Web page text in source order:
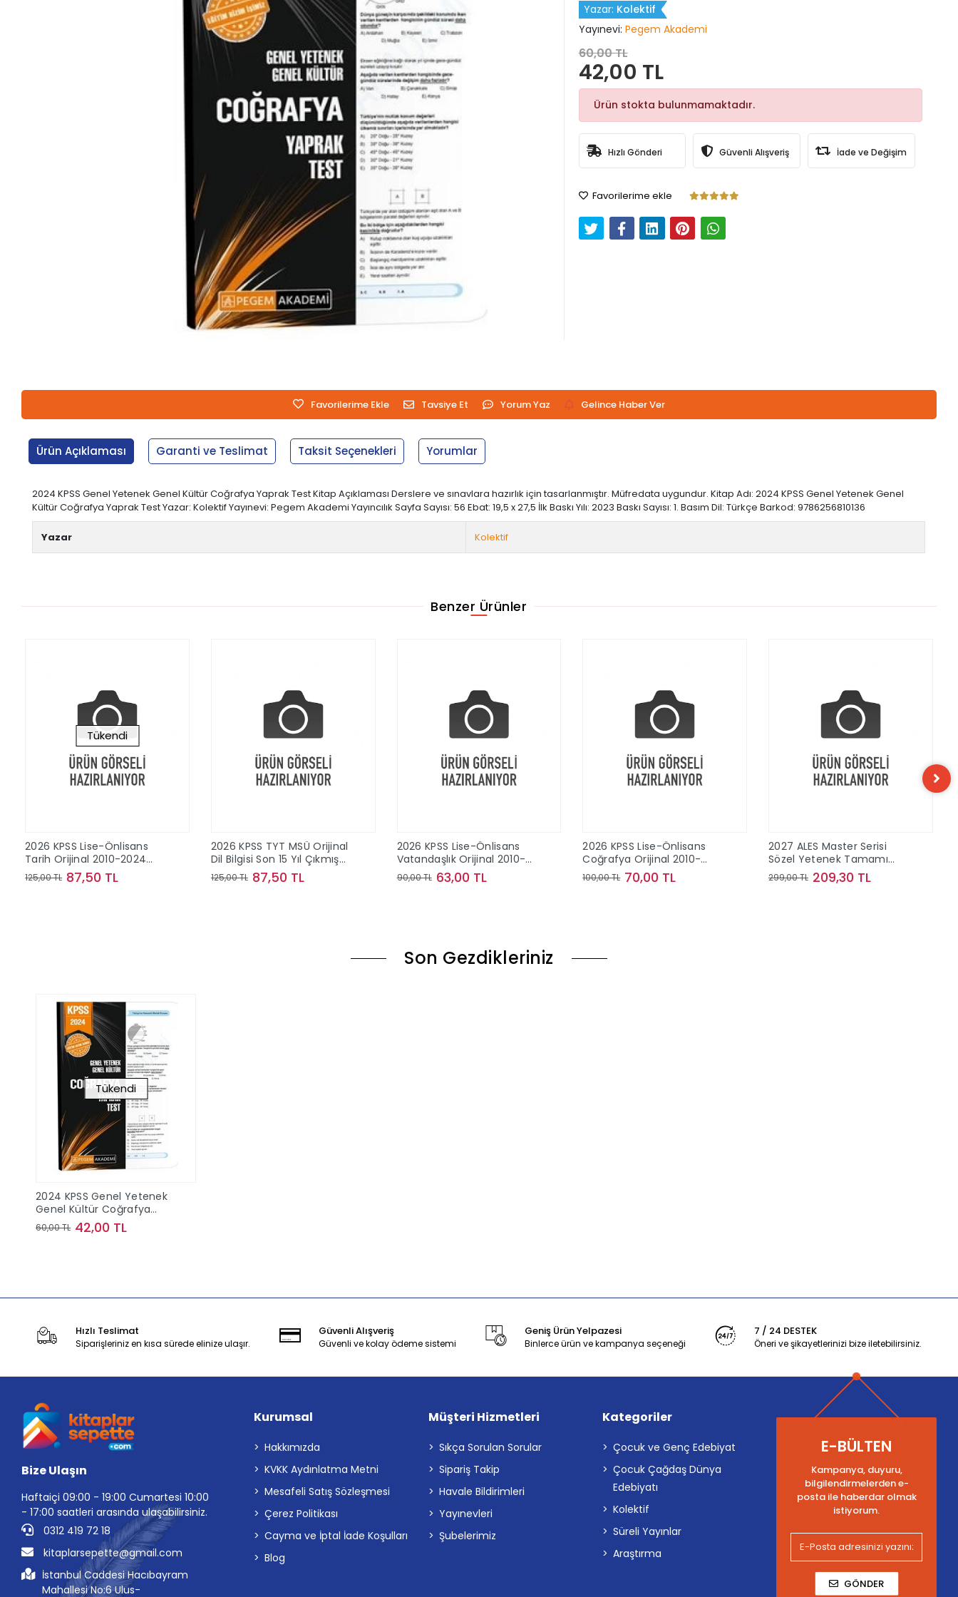
Yazar: Kolektif
Yayınevi: Pegem Akademi
60,00 TL
42,00 TL
Ürün stokta bulunmamaktadır.
Hızlı Gönderi Güvenli Alışveriş İade ve Değişim
Favorilerime ekle
Favorilerime Ekle Tavsiye Et Yorum Yaz Gelince Haber Ver
Ürün Açıklaması Garanti ve Teslimat Taksit Seçenekleri Yorumlar
2024 KPSS Genel Yetenek Genel Kültür Coğrafya Yaprak Test Kitap Açıklaması Derslere ve sınavlara hazırlık için tasarlanmıştır. Müfredata uygundur. Kitap Adı: 2024 KPSS Genel Yetenek Genel
Kültür Coğrafya Yaprak Test Yazar: Kolektif Yayınevi: Pegem Akademi Yayıncılık Sayfa Sayısı: 56 Ebat: 19,5 x 27,5 İlk Baskı Yılı: 2023 Baskı Sayısı: 1. Basım Dil: Türkçe Barkod: 9786256810136
Yazar Kolektif
Benzer Ürünler
Tükendi
2026 KPSS Lise-Önlisans
Tarih Orijinal 2010-2024
Konu Konu Çıkmış Sorular
125,00 TL 87,50 TL
2026 KPSS TYT MSÜ Orijinal
Dil Bilgisi Son 15 Yıl Çıkmış
Sorular
125,00 TL 87,50 TL
2026 KPSS Lise-Önlisans
Vatandaşlık Orijinal 2010-
2024 Konu Konu Çıkmış
Sorular
90,00 TL 63,00 TL
2026 KPSS Lise-Önlisans
Coğrafya Orijinal 2010-
2024 Konu Konu Çıkmış
Sorular
100,00 TL 70,00 TL
2027 ALES Master Serisi
Sözel Yetenek Tamamı
Çözümlü Son 10 Sınav
Çıkmış Sorular
299,00 TL 209,30 TL
Son Gezdikleriniz
Tükendi
2024 KPSS Genel Yetenek
Genel Kültür Coğrafya
Yaprak Test
60,00 TL 42,00 TL
Hızlı Teslimat
Siparişleriniz en kısa sürede elinize ulaşır.
Güvenli Alışveriş
Güvenli ve kolay ödeme sistemi
Geniş Ürün Yelpazesi
Binlerce ürün ve kampanya seçeneği
7 / 24 DESTEK
Öneri ve şikayetlerinizi bize iletebilirsiniz.
Bize Ulaşın
Haftaiçi 09:00 - 19:00 Cumartesi 10:00
- 17:00 saatleri arasında ulaşabilirsiniz.
0312 419 72 18
kitaplarsepette@gmail.com
İstanbul Caddesi Hacıbayram
Mahallesi No:6 Ulus-
Kurumsal
Hakkımızda
KVKK Aydınlatma Metni
Mesafeli Satış Sözleşmesi
Çerez Politikası
Cayma ve İptal İade Koşulları
Blog
Müşteri Hizmetleri
Sıkça Sorulan Sorular
Sipariş Takip
Havale Bildirimleri
Yayınevleri
Şubelerimiz
Kategoriler
Çocuk ve Genç Edebiyat
Çocuk Çağdaş Dünya
Edebiyatı
Kolektif
Süreli Yayınlar
Araştırma
E-BÜLTEN
Kampanya, duyuru,
bilgilendirmelerden e-
posta ile haberdar olmak
istiyorum.
GÖNDER